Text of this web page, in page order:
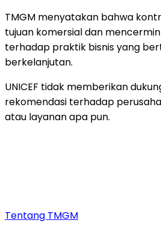
TMGM menyatakan bahwa
tujuan komersial dan
terhadap praktik bisnis yang
berkelanjutan.
UNICEF tidak memberikan
rekomendasi terhadap
atau layanan apa pun.
Tentang TMGM